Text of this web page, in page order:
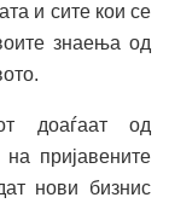
и сите кои се
знаења од
доаѓаат од
пријавените
нови бизнис